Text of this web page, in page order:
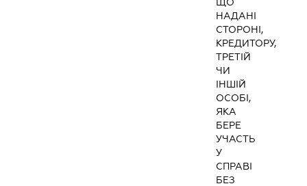
НАДАНІ
СТОРОНІ,
КРЕДИТОРУ,
ТРЕТІЙ
ЧИ
ІНШІЙ
ОСОБІ,
ЯКА
БЕРЕ
УЧАСТЬ
У
СПРАВІ
БЕЗ